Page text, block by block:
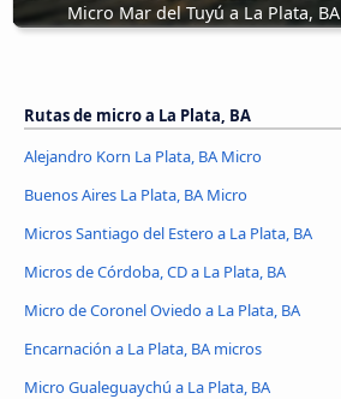
Micro Mar del Tuyú a La Plata, BA
Rutas de micro a La Plata, BA
Alejandro Korn La Plata, BA Micro
Buenos Aires La Plata, BA Micro
Micros Santiago del Estero a La Plata, BA
Micros de Córdoba, CD a La Plata, BA
Micro de Coronel Oviedo a La Plata, BA
Encarnación a La Plata, BA micros
Micro Gualeguaychú a La Plata, BA